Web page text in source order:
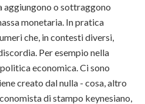
aggiungono o sottraggono
monetaria. In pratica
che, in contesti diversi,
Per esempio nella
economica. Ci sono
creato dal nulla - cosa, altro
di stampo keynesiano,